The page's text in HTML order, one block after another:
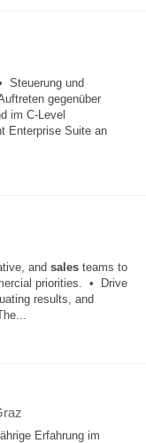
Steuerung und
gegenüber
im C-Level
Enterprise Suite an
and sales teams to
priorities. • Drive
results, and
Erfahrung im